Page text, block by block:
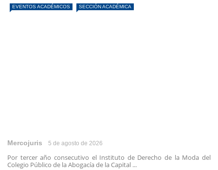
EVENTOS ACADÉMICOS SECCIÓN ACADÉMICA
Mercojuris 5 de agosto de 2026
Por tercer año consecutivo el Instituto de Derecho de la Moda del
Colegio Público de la Abogacía de la Capital ...